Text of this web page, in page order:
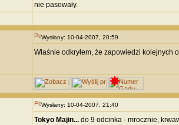
nie pasowały.
Wysłany: 10-04-2007, 20:59
Właśnie odkryłem, że zapowiedzi kolejnych
Wysłany: 10-04-2007, 21:40
Tokyo Majin...do 9 odcinka - mrocznie,